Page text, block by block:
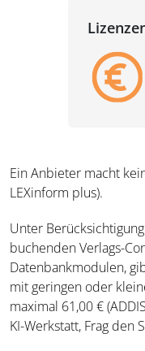
Ein Anbieter macht
LEXinform plus).
Unter
buchenden Verlags-
Datenbankmodulen,
mit geringen oder
maximal 61,00 €
KI-Werkstatt, Frag den